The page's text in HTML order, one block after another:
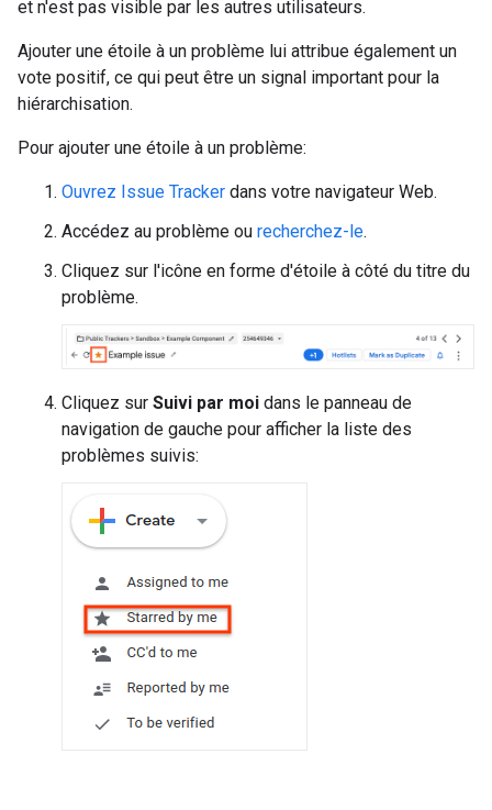
et n'est pas visible par les autres utilisateurs.
Ajouter une étoile à un problème lui attribue également un
vote positif, ce qui peut être un signal important pour la
hiérarchisation.
Pour ajouter une étoile à un problème:
Ouvrez Issue Tracker dans votre navigateur Web.
Accédez au problème ou recherchez-le.
Cliquez sur l'icône en forme d'étoile à côté du titre du
problème.
Cliquez sur Suivi par moi dans le panneau de
navigation de gauche pour afficher la liste des
problèmes suivis: